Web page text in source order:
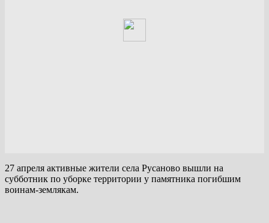
27 апреля активные жители села Русаново вышли на
субботник по уборке территории у памятника погибшим
воинам-землякам.